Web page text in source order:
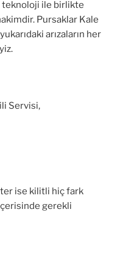
teknoloji ile birlikte
Pursaklar Kale
arızaların her
Servisi,
ise kilitli hiç fark
gerekli